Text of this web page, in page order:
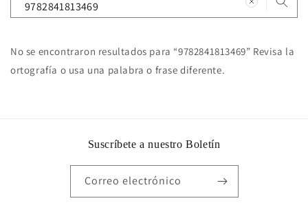
No se encontraron resultados para “9782841813469” Revisa la
ortografía o usa una palabra o frase diferente.
Suscríbete a nuestro Boletín
Correo electrónico